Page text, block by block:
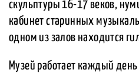
скульптуры 16-17 веков,
кабинет старинных
одном из залов находится
Музей работает каждый